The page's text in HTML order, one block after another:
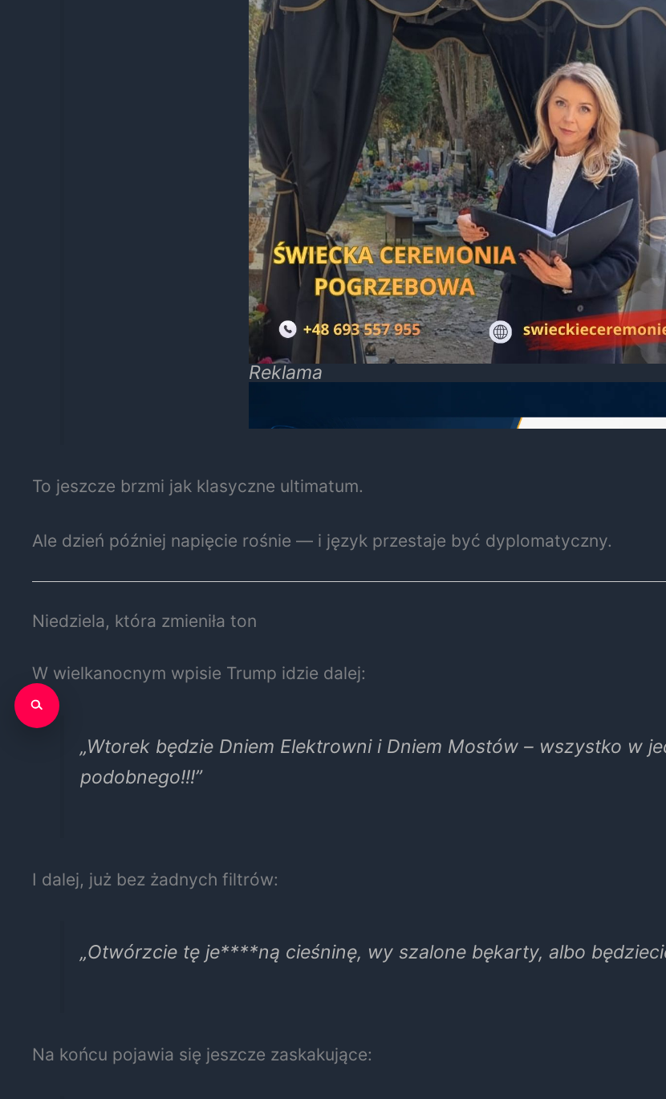
Reklama
To jeszcze brzmi jak klasyczne ultimatum.
Ale dzień później napięcie rośnie — i język przestaje być dyplomatyczny.
Niedziela, która zmieniła ton
W wielkanocnym wpisie Trump idzie dalej:
„Wtorek będzie Dniem Elektrowni i Dniem Mostów – wszystko w
podobnego!!!”
I dalej, już bez żadnych filtrów:
„Otwórzcie tę je****ną cieśninę, wy szalone bękarty, albo
Na końcu pojawia się jeszcze zaskakujące: